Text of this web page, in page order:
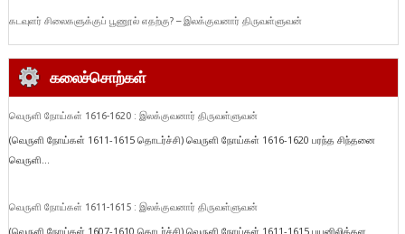
கடவுளர் சிலைகளுக்குப் பூணூல் எதற்கு? – இலக்குவனார் திருவள்ளுவன்
கலைச்சொற்கள்
வெருளி நோய்கள் 1616-1620 : இலக்குவனார் திருவள்ளுவன்
(வெருளி நோய்கள் 1611-1615 தொடர்ச்சி) வெருளி நோய்கள் 1616-1620 பரந்த சிந்தனை
வெருளி...
வெருளி நோய்கள் 1611-1615 : இலக்குவனார் திருவள்ளுவன்
(வெருளி நோய்கள் 1607-1610 தொடர்ச்சி) வெருளி நோய்கள் 1611-1615 பயனிலித்தள